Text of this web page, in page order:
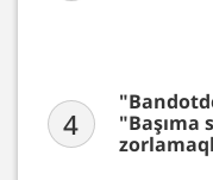
4
"Başıma